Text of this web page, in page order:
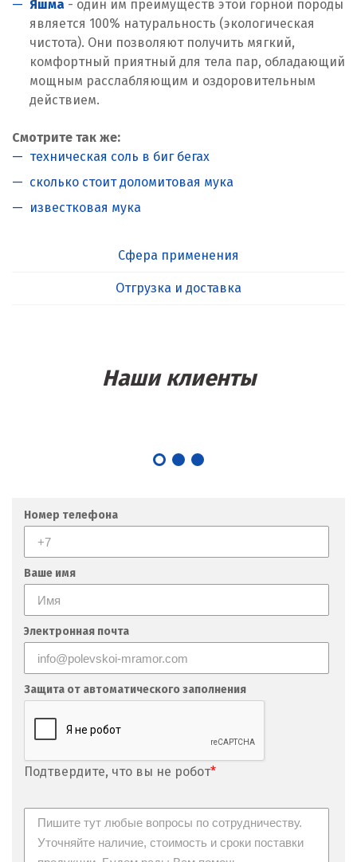
Яшма - один им преимуществ этой горной породы
является 100% натуральность (экологическая
чистота). Они позволяют получить мягкий,
комфортный приятный для тела пар, обладающий
мощным расслабляющим и оздоровительным
действием.
Смотрите так же:
техническая соль в биг бегах
сколько стоит доломитовая мука
известковая мука
Сфера применения
Отгрузка и доставка
Наши клиенты
Номер телефона
Ваше имя
Электронная почта
Защита от автоматического заполнения
Подтвердите, что вы не робот*